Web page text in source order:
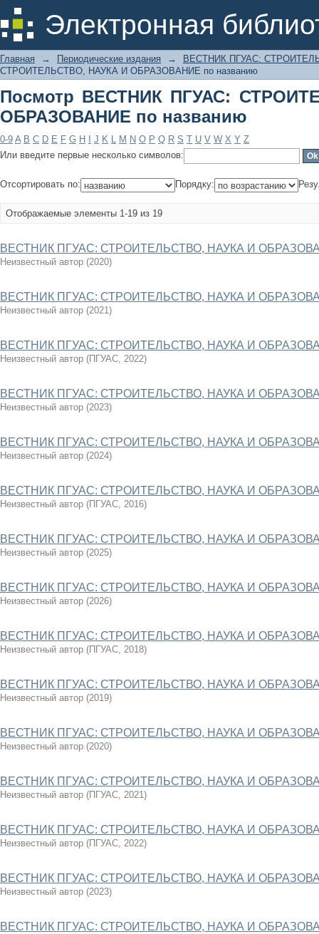
Электронная
Посмотр ВЕСТНИК ПГУАС:
названию
Главная → Периодические издания →
ВЕСТНИК ПГУАС:
СТРОИТЕЛЬСТВО, НАУКА И ОБРАЗОВАНИЕ по названию
Посмотр ВЕСТНИК ПГУАС:
ОБРАЗОВАНИЕ по названию
0-9 A B C D E F G H J K L M N O P Q R S T U V W X Y Z
Или введите первые несколько символов:
Отсортировать по: Порядку:
Отображаемые элементы 1-19 из 19
ВЕСТНИК ПГУАС: СТРОИТЕЛЬСТВО, НАУКА И
Неизвестный автор (2020)
ВЕСТНИК ПГУАС: СТРОИТЕЛЬСТВО, НАУКА И
Неизвестный автор (2021)
ВЕСТНИК ПГУАС: СТРОИТЕЛЬСТВО, НАУКА И
Неизвестный автор (ПГУАС, 2022)
ВЕСТНИК ПГУАС: СТРОИТЕЛЬСТВО, НАУКА И
Неизвестный автор (2023)
ВЕСТНИК ПГУАС: СТРОИТЕЛЬСТВО, НАУКА И
Неизвестный автор (2024)
ВЕСТНИК ПГУАС: СТРОИТЕЛЬСТВО, НАУКА И
Неизвестный автор (ПГУАС, 2016)
ВЕСТНИК ПГУАС: СТРОИТЕЛЬСТВО, НАУКА И
Неизвестный автор (2025)
ВЕСТНИК ПГУАС: СТРОИТЕЛЬСТВО, НАУКА И
Неизвестный автор (2026)
ВЕСТНИК ПГУАС: СТРОИТЕЛЬСТВО, НАУКА И
Неизвестный автор (ПГУАС, 2018)
ВЕСТНИК ПГУАС: СТРОИТЕЛЬСТВО, НАУКА И
Неизвестный автор (2019)
ВЕСТНИК ПГУАС: СТРОИТЕЛЬСТВО, НАУКА И
Неизвестный автор (2020)
ВЕСТНИК ПГУАС: СТРОИТЕЛЬСТВО, НАУКА И
Неизвестный автор (ПГУАС, 2021)
ВЕСТНИК ПГУАС: СТРОИТЕЛЬСТВО, НАУКА И
Неизвестный автор (ПГУАС, 2022)
ВЕСТНИК ПГУАС: СТРОИТЕЛЬСТВО, НАУКА И
Неизвестный автор (2023)
ВЕСТНИК ПГУАС: СТРОИТЕЛЬСТВО, НАУКА И